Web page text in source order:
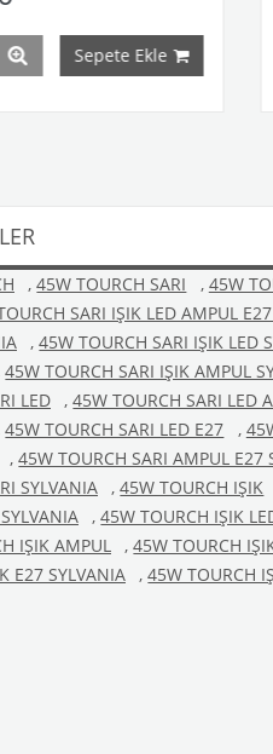
, 45W TOURCH SARI , 45W
SARI IŞIK LED AMPUL
, 45W TOURCH SARI IŞIK LED
45W TOURCH SARI IŞIK AMPUL
LED
, 45W TOURCH SARI LED
45W TOURCH SARI LED E27 ,
, 45W TOURCH SARI AMPUL E27
SYLVANIA
, 45W TOURCH IŞIK
, 45W TOURCH IŞIK
IŞIK AMPUL
, 45W TOURCH
E27 SYLVANIA
, 45W TOURCH